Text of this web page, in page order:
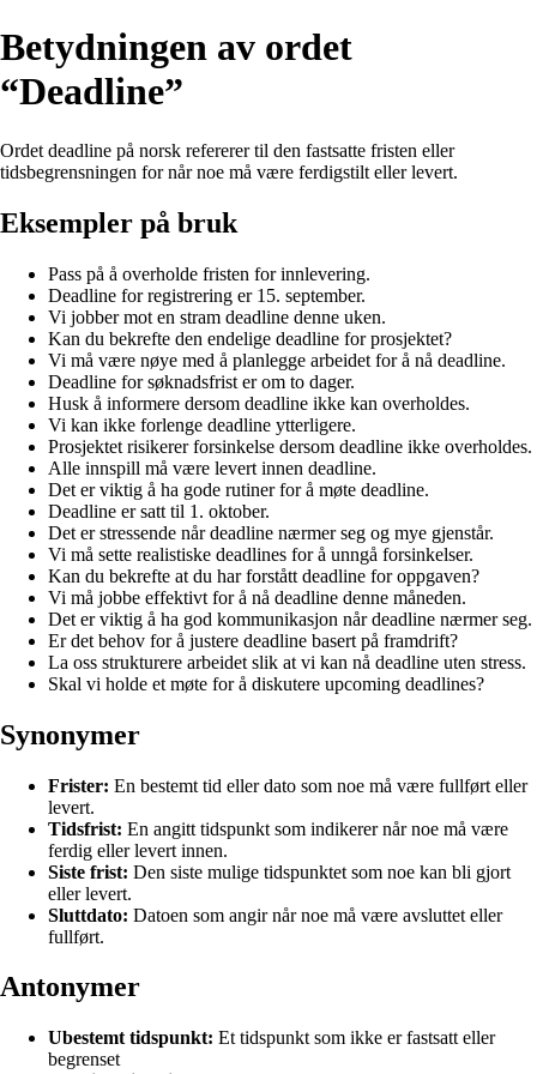
Betydningen av ordet
“Deadline”
Ordet deadline på norsk refererer til den fastsatte fristen eller
tidsbegrensningen for når noe må være ferdigstilt eller levert.
Eksempler på bruk
Pass på å overholde fristen for innlevering.
Deadline for registrering er 15. september.
Vi jobber mot en stram deadline denne uken.
Kan du bekrefte den endelige deadline for prosjektet?
Vi må være nøye med å planlegge arbeidet for å nå deadline.
Deadline for søknadsfrist er om to dager.
Husk å informere dersom deadline ikke kan overholdes.
Vi kan ikke forlenge deadline ytterligere.
Prosjektet risikerer forsinkelse dersom deadline ikke overholdes.
Alle innspill må være levert innen deadline.
Det er viktig å ha gode rutiner for å møte deadline.
Deadline er satt til 1. oktober.
Det er stressende når deadline nærmer seg og mye gjenstår.
Vi må sette realistiske deadlines for å unngå forsinkelser.
Kan du bekrefte at du har forstått deadline for oppgaven?
Vi må jobbe effektivt for å nå deadline denne måneden.
Det er viktig å ha god kommunikasjon når deadline nærmer seg.
Er det behov for å justere deadline basert på framdrift?
La oss strukturere arbeidet slik at vi kan nå deadline uten stress.
Skal vi holde et møte for å diskutere upcoming deadlines?
Synonymer
Frister: En bestemt tid eller dato som noe må være fullført eller
levert.
Tidsfrist: En angitt tidspunkt som indikerer når noe må være
ferdig eller levert innen.
Siste frist: Den siste mulige tidspunktet som noe kan bli gjort
eller levert.
Sluttdato: Datoen som angir når noe må være avsluttet eller
fullført.
Antonymer
Ubestemt tidspunkt: Et tidspunkt som ikke er fastsatt eller
begrenset